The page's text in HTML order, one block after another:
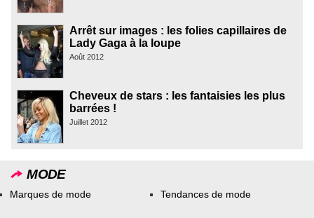
Arrêt sur images : les folies capillaires de
Lady Gaga à la loupe
Août 2012
Cheveux de stars : les fantaisies les plus
barrées !
Juillet 2012
MODE
Marques de mode Tendances de mode